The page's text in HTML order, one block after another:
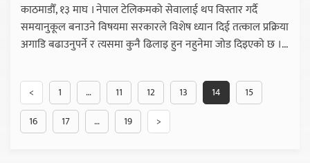
काठमाडौँ, १३ माघ । नेपाल टेलिकमको सेवालाई थप विस्तार गर्दै
समयानुकूल बनाउने विषयमा सरकारले विशेष ध्यान दिई तत्काल प्रक्रिया
अगाडि बढाउनुपर्ने र त्यसमा कुनै ढिलाइ हुन नहुनेमा जोड दिइएको छ ।...
< 1 … 11 12 13 14
15
16
17 … 19 >